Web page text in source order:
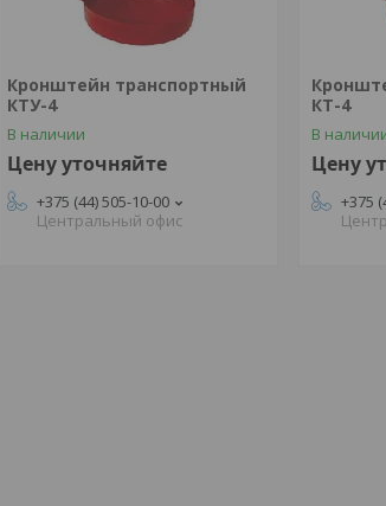
Кронштейн транспортный
КТУ-4
В наличии
Цену уточняйте
+375 (44) 505-10-00
Центральный офис
КТ-4
В
Цену
+375